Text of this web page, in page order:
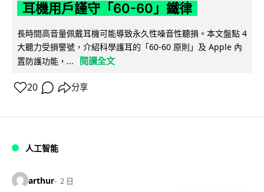
耳機用戶謹守「60-60」鐵律
長時間高音量佩戴耳機可能導致永久性噪音性聽損。本文盤點 4
大聽力受損警號，介紹科學護耳的「60-60 原則」及 Apple 內
置防護功能，...
閱讀全文
20 分享
人工智能
arthur 2 日